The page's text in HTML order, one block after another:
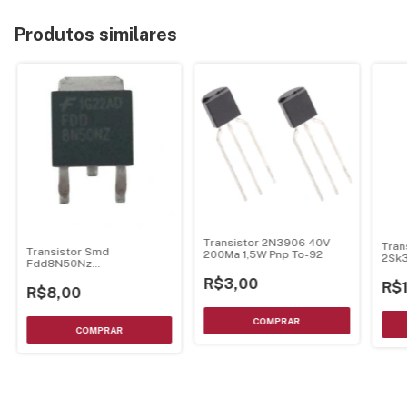
Produtos similares
Transistor Smd
Fdd8N50Nz
Protencao To252
R$8,00
Transistor 2N3906 40V
200Ma 1,5W Pnp To-92
R$3,00